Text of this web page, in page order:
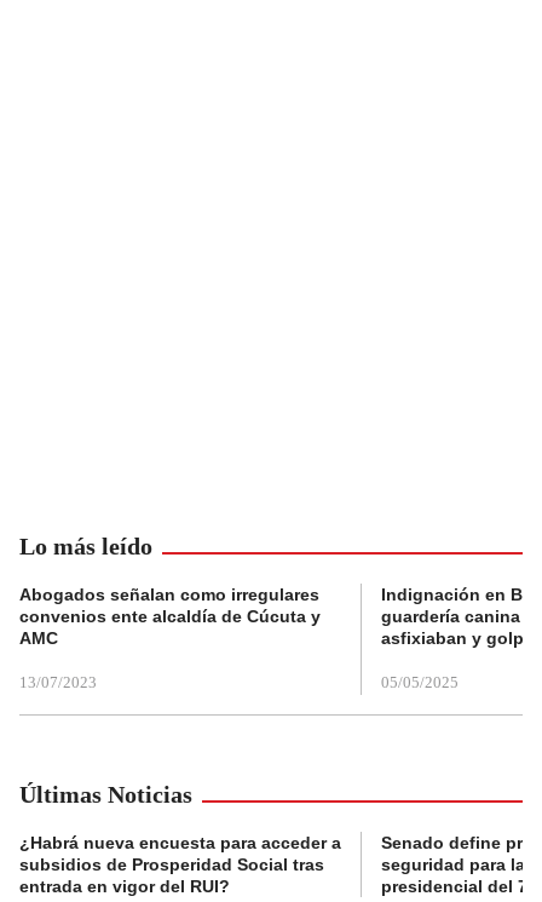
Lo más leído
Abogados señalan como irregulares
convenios ente alcaldía de Cúcuta y
AMC
13/07/2023
Indignación en
guardería canina
asfixiaban y
05/05/2025
Últimas Noticias
¿Habrá nueva encuesta para acceder a
subsidios de Prosperidad Social tras
entrada en vigor del RUI?
Senado define
seguridad para la
presidencial del 7